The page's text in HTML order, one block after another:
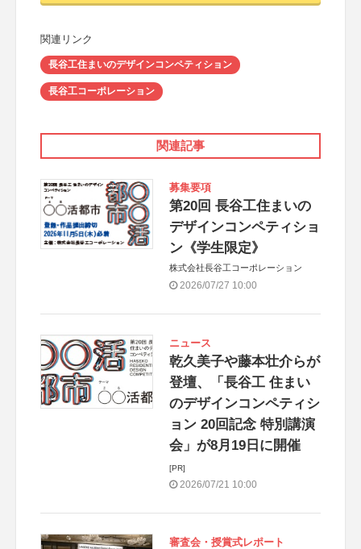
関連リンク
長谷工住まいのデザインコンペティション
長谷工コーポレーション
関連記事
募集要項
第20回 長谷工住まいの
デザインコンペティショ
ン《学生限定》
株式会社長谷工コーポレーション
2026/07/27 10:00
ニュース
乾久美子や藤本壮介らが
登壇、「長谷工 住まい
のデザインコンペティシ
ョン 20回記念 特別講演
会」が8月19日に開催
[PR]
2026/07/21 10:00
審査会・授賞式レポート